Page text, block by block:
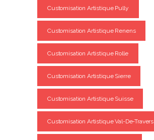
Customisation Artistique Pully
Customisation Artistique Renens
Customisation Artistique Rolle
Customisation Artistique Sierre
Customisation Artistique Suisse
Customisation Artistique Val-De-Travers